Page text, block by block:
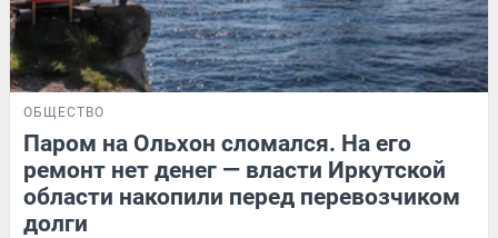
ОБЩЕСТВО
Паром на Ольхон сломался. На его
ремонт нет денег — власти Иркутской
области накопили перед перевозчиком
долги